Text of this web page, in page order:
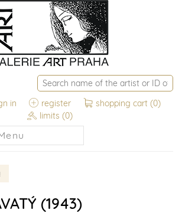
in register shopping cart (0)
limits (0)
(1943)